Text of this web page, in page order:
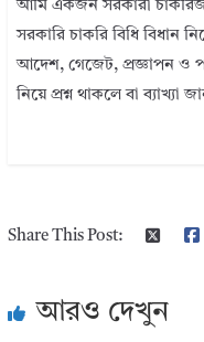
আমি একজন সরকারী
সরকারি চাকরি বিধি বিধান
আদেশ, গেজেট, প্রজ্ঞাপন ও
নিয়ে প্রশ্ন থাকলে বা
Share This Post:
আরও দেখুন